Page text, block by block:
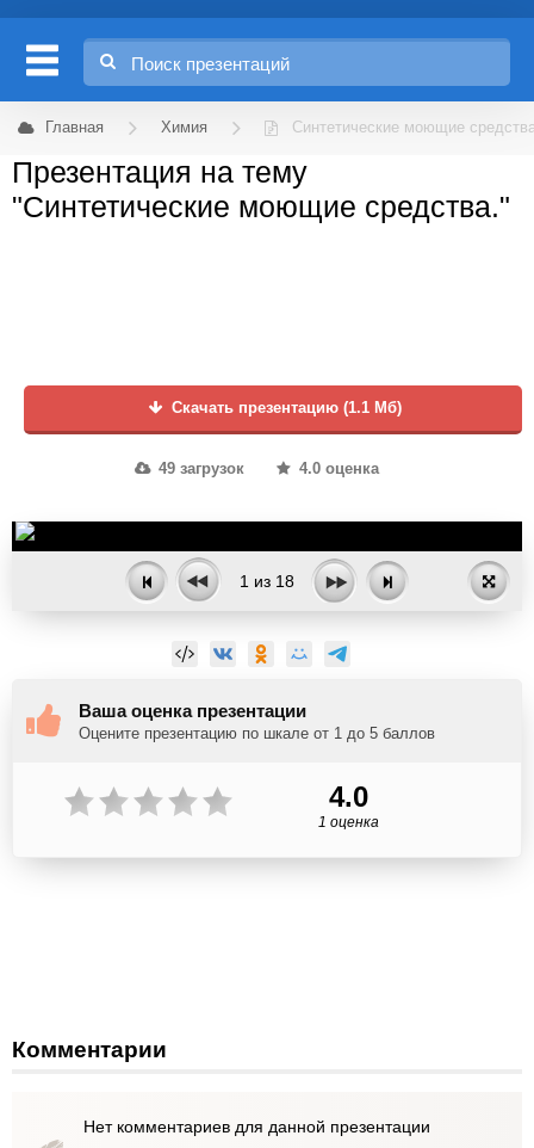
Главная Химия Синтетические моющие
Презентация на тему
"Синтетические моющие средства."
Скачать презентацию (1.1 Мб)
49 загрузок 4.0 оценка
1 из 18
Ваша оценка презентации
Оцените презентацию по шкале от 1 до 5 баллов
4.0
1 оценка
Комментарии
Нет комментариев для данной презентации